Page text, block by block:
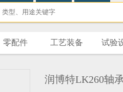
零配件 工艺装备 试验
润博特LK260轴